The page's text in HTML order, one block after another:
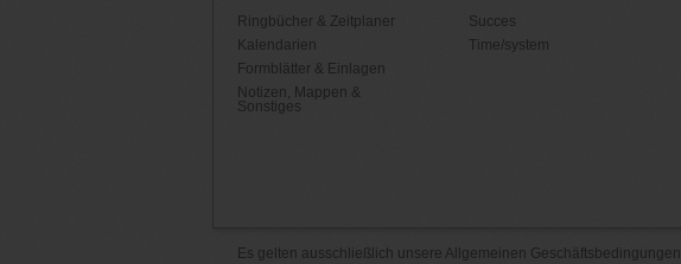
Ringbücher & Zeitplaner
Kalendarien
Formblätter & Einlagen
Notizen, Mappen &
Sonstiges
Succes
Time/system
Es gelten ausschließlich unsere Allgemeinen Geschäftsbedingungen